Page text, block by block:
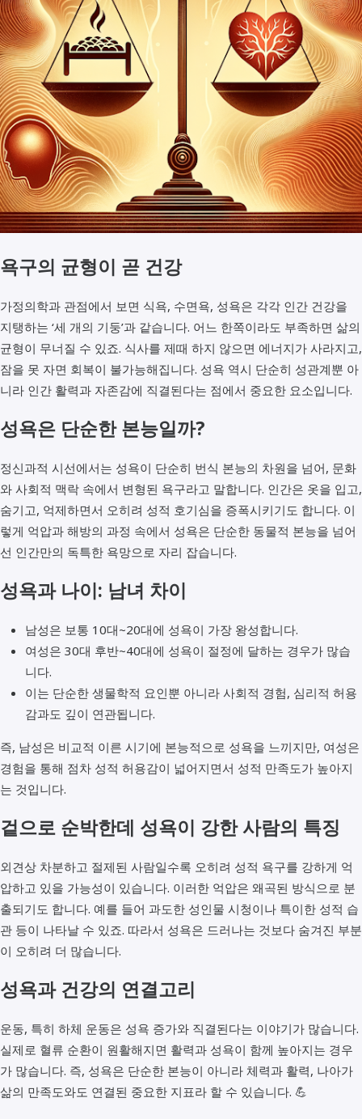
욕구의 균형이 곧 건강
가정의학과 관점에서 보면 식욕, 수면욕, 성욕은 각각 인간 건강을
지탱하는 ‘세 개의 기둥’과 같습니다. 어느 한쪽이라도 부족하면 삶의
균형이 무너질 수 있죠. 식사를 제때 하지 않으면 에너지가 사라지고,
잠을 못 자면 회복이 불가능해집니다. 성욕 역시 단순히 성관계뿐 아
니라 인간 활력과 자존감에 직결된다는 점에서 중요한 요소입니다.
성욕은 단순한 본능일까?
정신과적 시선에서는 성욕이 단순히 번식 본능의 차원을 넘어, 문화
와 사회적 맥락 속에서 변형된 욕구라고 말합니다. 인간은 옷을 입고,
숨기고, 억제하면서 오히려 성적 호기심을 증폭시키기도 합니다. 이
렇게 억압과 해방의 과정 속에서 성욕은 단순한 동물적 본능을 넘어
선 인간만의 독특한 욕망으로 자리 잡습니다.
성욕과 나이: 남녀 차이
남성은 보통 10대~20대에 성욕이 가장 왕성합니다.
여성은 30대 후반~40대에 성욕이 절정에 달하는 경우가 많습
니다.
이는 단순한 생물학적 요인뿐 아니라 사회적 경험, 심리적 허용
감과도 깊이 연관됩니다.
즉, 남성은 비교적 이른 시기에 본능적으로 성욕을 느끼지만, 여성은
경험을 통해 점차 성적 허용감이 넓어지면서 성적 만족도가 높아지
는 것입니다.
겉으로 순박한데 성욕이 강한 사람의 특징
외견상 차분하고 절제된 사람일수록 오히려 성적 욕구를 강하게 억
압하고 있을 가능성이 있습니다. 이러한 억압은 왜곡된 방식으로 분
출되기도 합니다. 예를 들어 과도한 성인물 시청이나 특이한 성적 습
관 등이 나타날 수 있죠. 따라서 성욕은 드러나는 것보다 숨겨진 부분
이 오히려 더 많습니다.
성욕과 건강의 연결고리
운동, 특히 하체 운동은 성욕 증가와 직결된다는 이야기가 많습니다.
실제로 혈류 순환이 원활해지면 활력과 성욕이 함께 높아지는 경우
가 많습니다. 즉, 성욕은 단순한 본능이 아니라 체력과 활력, 나아가
삶의 만족도와도 연결된 중요한 지표라 할 수 있습니다. 💪